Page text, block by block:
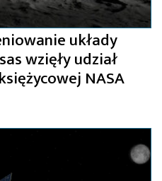
układy
wzięły udział
NASA